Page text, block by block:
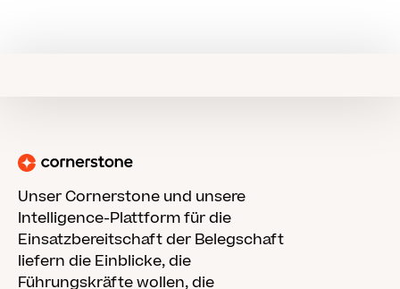
Unser Cornerstone und unsere
Intelligence-Plattform für die
Einsatzbereitschaft der Belegschaft
liefern die Einblicke, die
Führungskräfte wollen, die